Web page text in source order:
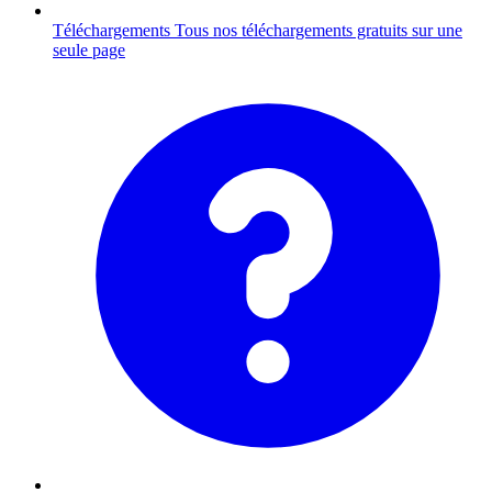
Téléchargements Tous nos téléchargements gratuits sur une
seule page